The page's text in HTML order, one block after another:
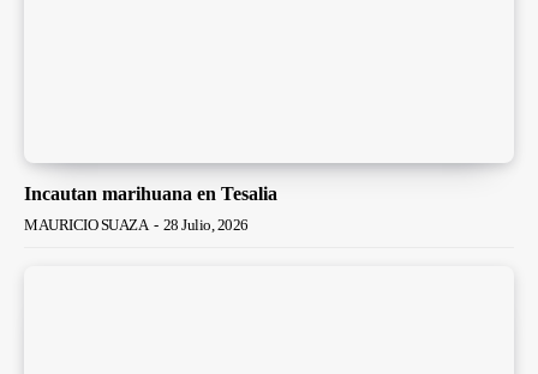
Incautan marihuana en Tesalia
MAURICIO SUAZA - 28 Julio, 2026